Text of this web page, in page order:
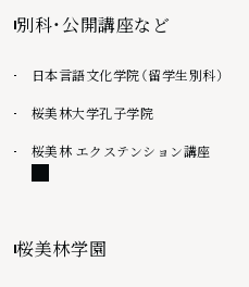
別科・公開講座など
日本言語文化学院（留学生別科）
桜美林大学孔子学院
桜美林 エクステンション講座外部
桜美林学園